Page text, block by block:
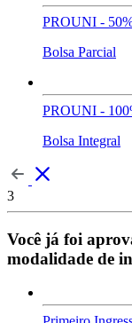
PROUNI -
Bolsa Parcial
PROUNI -
Bolsa Integral
3
Você já foi
modalidade de